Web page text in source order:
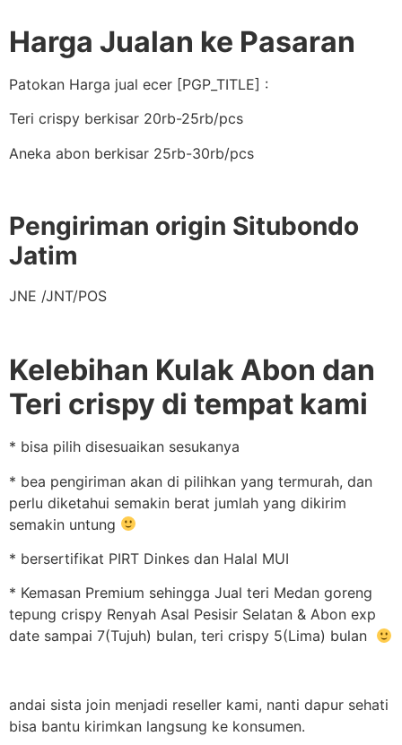
Harga Jualan ke Pasaran
Patokan Harga jual ecer [PGP_TITLE] :
Teri crispy berkisar 20rb-25rb/pcs
Aneka abon berkisar 25rb-30rb/pcs
Pengiriman origin Situbondo
Jatim
JNE /JNT/POS
Kelebihan Kulak Abon dan
Teri crispy di tempat kami
* bisa pilih disesuaikan sesukanya
* bea pengiriman akan di pilihkan yang termurah, dan
perlu diketahui semakin berat jumlah yang dikirim
semakin untung
* bersertifikat PIRT Dinkes dan Halal MUI
* Kemasan Premium sehingga Jual teri Medan goreng
tepung crispy Renyah Asal Pesisir Selatan & Abon exp
date sampai 7(Tujuh) bulan, teri crispy 5(Lima) bulan
andai sista join menjadi reseller kami, nanti dapur sehati
bisa bantu kirimkan langsung ke konsumen.